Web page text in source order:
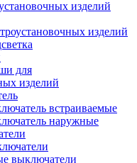
изделий
изделий
для
изделий
встраиваемые
наружные
выключатели